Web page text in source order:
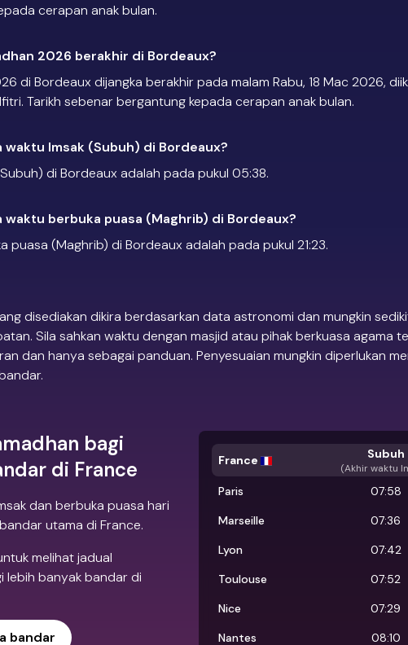
cerapan anak bulan.
2026 berakhir di Bordeaux?
di Bordeaux dijangka berakhir pada malam Rabu, 18 Mac 2026,
Tarikh sebenar bergantung kepada cerapan anak bulan.
waktu Imsak (Subuh) di Bordeaux?
di Bordeaux adalah pada pukul 05:38.
waktu berbuka puasa (Maghrib) di Bordeaux?
puasa (Maghrib) di Bordeaux adalah pada pukul 21:23.
disediakan dikira berdasarkan data astronomi dan mungkin
Sila sahkan waktu dengan masjid atau pihak berkuasa agama
dan hanya sebagai panduan. Penyesuaian mungkin diperlukan
bagi
di France
dan berbuka puasa hari
utama di France.
melihat jadual
lebih banyak bandar di
bandar
France Subuh
(Akhir waktu
Paris 07:58
Marseille
07:36
Lyon
07:42
Toulouse
07:52
Nice
07:29
Nantes
08:10